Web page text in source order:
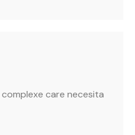
care necesita